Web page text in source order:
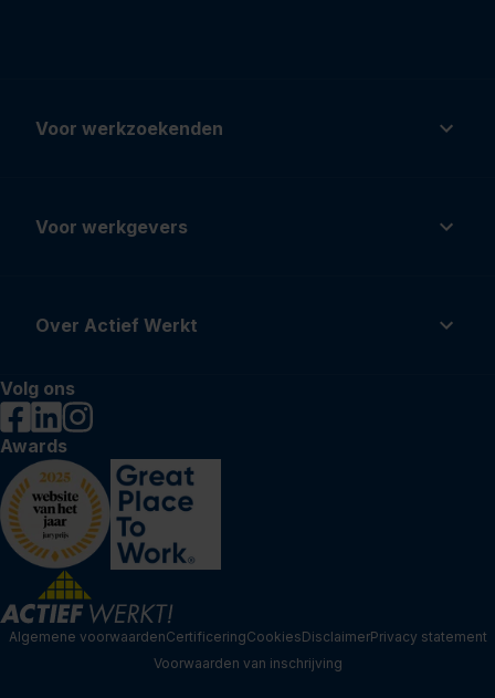
Voor werkzoekenden
Voor werkgevers
Over Actief Werkt
Volg ons
Awards
Algemene voorwaardenCertificeringCookiesDisclaimerPrivacy statement
Voorwaarden van inschrijving